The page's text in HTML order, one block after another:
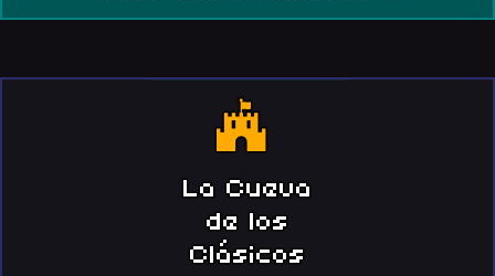
La Cueva
de los
Clásicos